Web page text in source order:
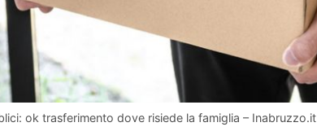
ok trasferimento dove risiede la famiglia – Inabruzzo.it